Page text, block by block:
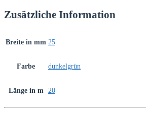
Zusätzliche Information
Breite in mm 25
Farbe dunkelgrün
Länge in m 20